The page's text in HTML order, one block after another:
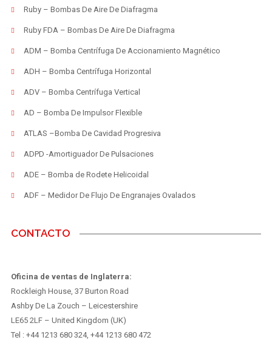
Ruby – Bombas De Aire De Diafragma
Ruby FDA – Bombas De Aire De Diafragma
ADM – Bomba Centrífuga De Accionamiento Magnético
ADH – Bomba Centrífuga Horizontal
ADV – Bomba Centrífuga Vertical
AD – Bomba De Impulsor Flexible
ATLAS –Bomba De Cavidad Progresiva
ADPD -Amortiguador De Pulsaciones
ADE – Bomba de Rodete Helicoidal
ADF – Medidor De Flujo De Engranajes Ovalados
CONTACTO
Oficina de ventas de Inglaterra:
Rockleigh House, 37 Burton Road
Ashby De La Zouch – Leicestershire
LE65 2LF – United Kingdom (UK)
Tel : +44 1213 680 324, +44 1213 680 472